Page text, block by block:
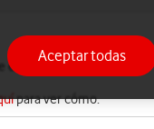
estará listo para ser
para ver cómo.
Aceptar todas